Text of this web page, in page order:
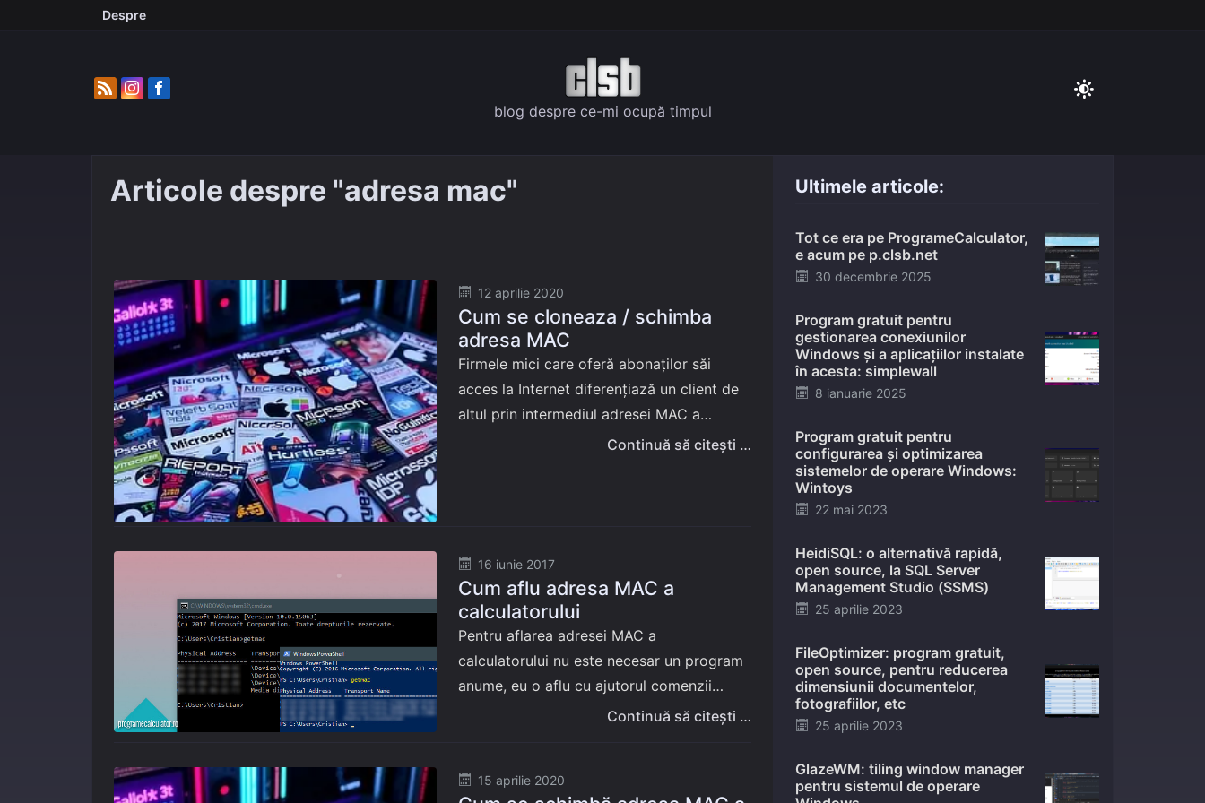
Despre
blog despre ce-mi ocupă timpul
Articole despre "adresa mac"
Posted
on
12 aprilie 2020
Cum se cloneaza / schimba
adresa MAC
Firmele mici care oferă abonaților săi
acces la Internet diferențiază un client de
altul prin intermediul adresei MAC a
calculatorului. Tot în acest mod, mențin
Continuă să citești …
Posted
on
16 iunie 2017
Cum aflu adresa MAC a
calculatorului
Pentru aflarea adresei MAC a
calculatorului nu este necesar un program
anume, eu o aflu cu ajutorul comenzii
getmac executate într-o fereastră a Liniei
Continuă să citești …
Posted
15 aprilie 2020
Ultimele articole:
Tot ce era pe ProgrameCalculator,
e acum pe p.clsb.net
Posted
30 decembrie 2025
Program gratuit pentru
gestionarea conexiunilor
Windows și a aplicațiilor instalate
în acesta: simplewall
Posted
8 ianuarie 2025
Program gratuit pentru
configurarea și optimizarea
sistemelor de operare Windows:
Wintoys
Posted
22 mai 2023
HeidiSQL: o alternativă rapidă,
open source, la SQL Server
Management Studio (SSMS)
Posted
25 aprilie 2023
FileOptimizer: program gratuit,
open source, pentru reducerea
dimensiunii documentelor,
fotografiilor, etc
Posted
25 aprilie 2023
GlazeWM: tiling window manager
pentru sistemul de operare